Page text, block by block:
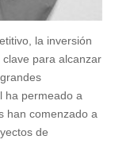
la inversión
para alcanzar
ha permeado a
han comenzado a
de